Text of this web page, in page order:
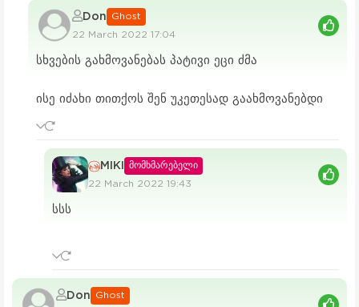
Don Ghost
22 March 2022 17:04
სხვების გახმოვანებას პატივი ეცი ძმა
ისე იძახი თითქოს შენ უკეთესად გაახმოვანებდი
MIKI მომხმარებელი
22 March 2022 19:43
სსს
Don Ghost